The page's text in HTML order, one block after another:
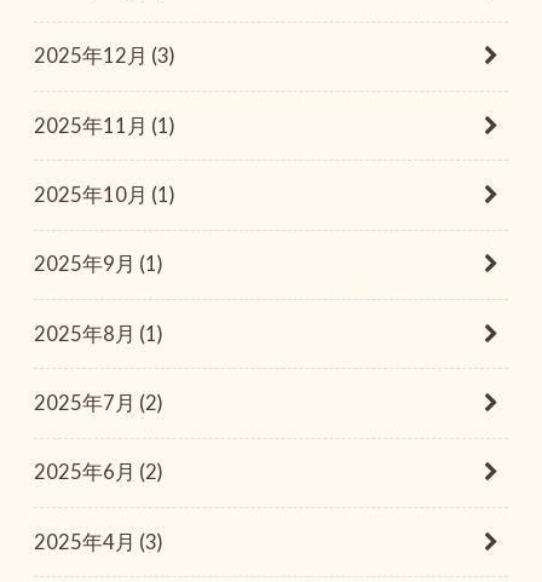
2025年12月 (3)
2025年11月 (1)
2025年10月 (1)
2025年9月 (1)
2025年8月 (1)
2025年7月 (2)
2025年6月 (2)
2025年4月 (3)